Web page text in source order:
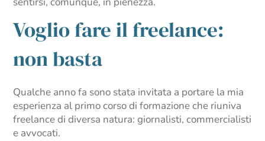
Voglio fare il freelance:
non basta
Qualche anno fa sono stata invitata a portare la mia
esperienza al primo corso di formazione che riuniva
freelance di diversa natura: giornalisti, commercialisti
e avvocati.